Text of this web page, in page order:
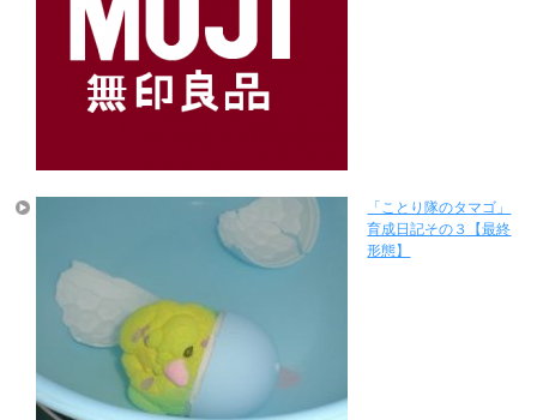
「ことり隊のタマゴ」
育成日記その３【最終
形態】